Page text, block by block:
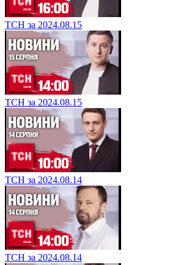
ТСН за 2024.08.15
ТСН за 2024.08.15
ТСН за 2024.08.14
ТСН за 2024.08.14